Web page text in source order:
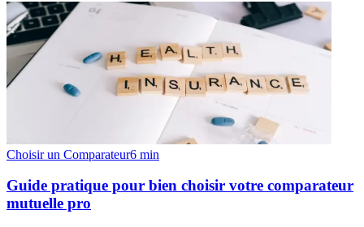
Choisir un Comparateur6 min
Guide pratique pour bien choisir votre comparateur
mutuelle pro